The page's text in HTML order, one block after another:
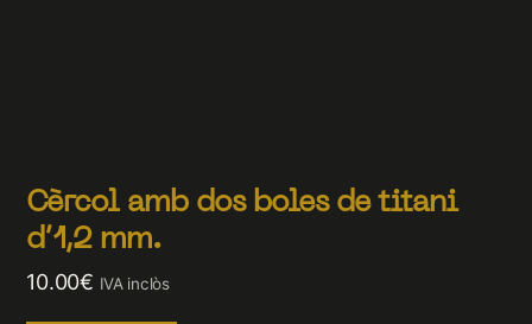
Cèrcol amb dos boles de titani
d’1,2 mm.
10.00€ IVA inclòs